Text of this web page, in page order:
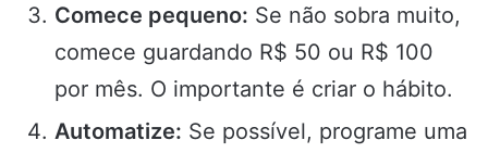
Comece pequeno: Se não sobra muito,
comece guardando R$ 50 ou R$ 100
por mês. O importante é criar o hábito.
Automatize: Se possível, programe uma